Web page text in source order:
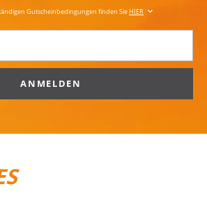
Gutscheinbedingungen finden SieHIER
ANMELDEN